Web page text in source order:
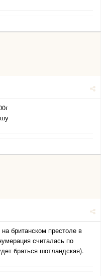
британском престоле в
считалась по
браться шотландская).